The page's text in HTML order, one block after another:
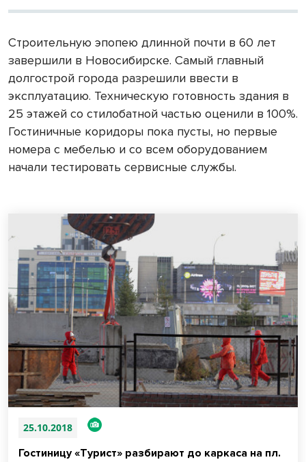
Строительную эпопею длинной почти в 60 лет
завершили в Новосибирске. Самый главный
долгострой города разрешили ввести в
эксплуатацию. Техническую готовность здания в
25 этажей со стилобатной частью оценили в 100%.
Гостиничные коридоры пока пусты, но первые
номера с мебелью и со всем оборудованием
начали тестировать сервисные службы.
25.10.2018
Гостиницу «Турист» разбирают до каркаса на пл.